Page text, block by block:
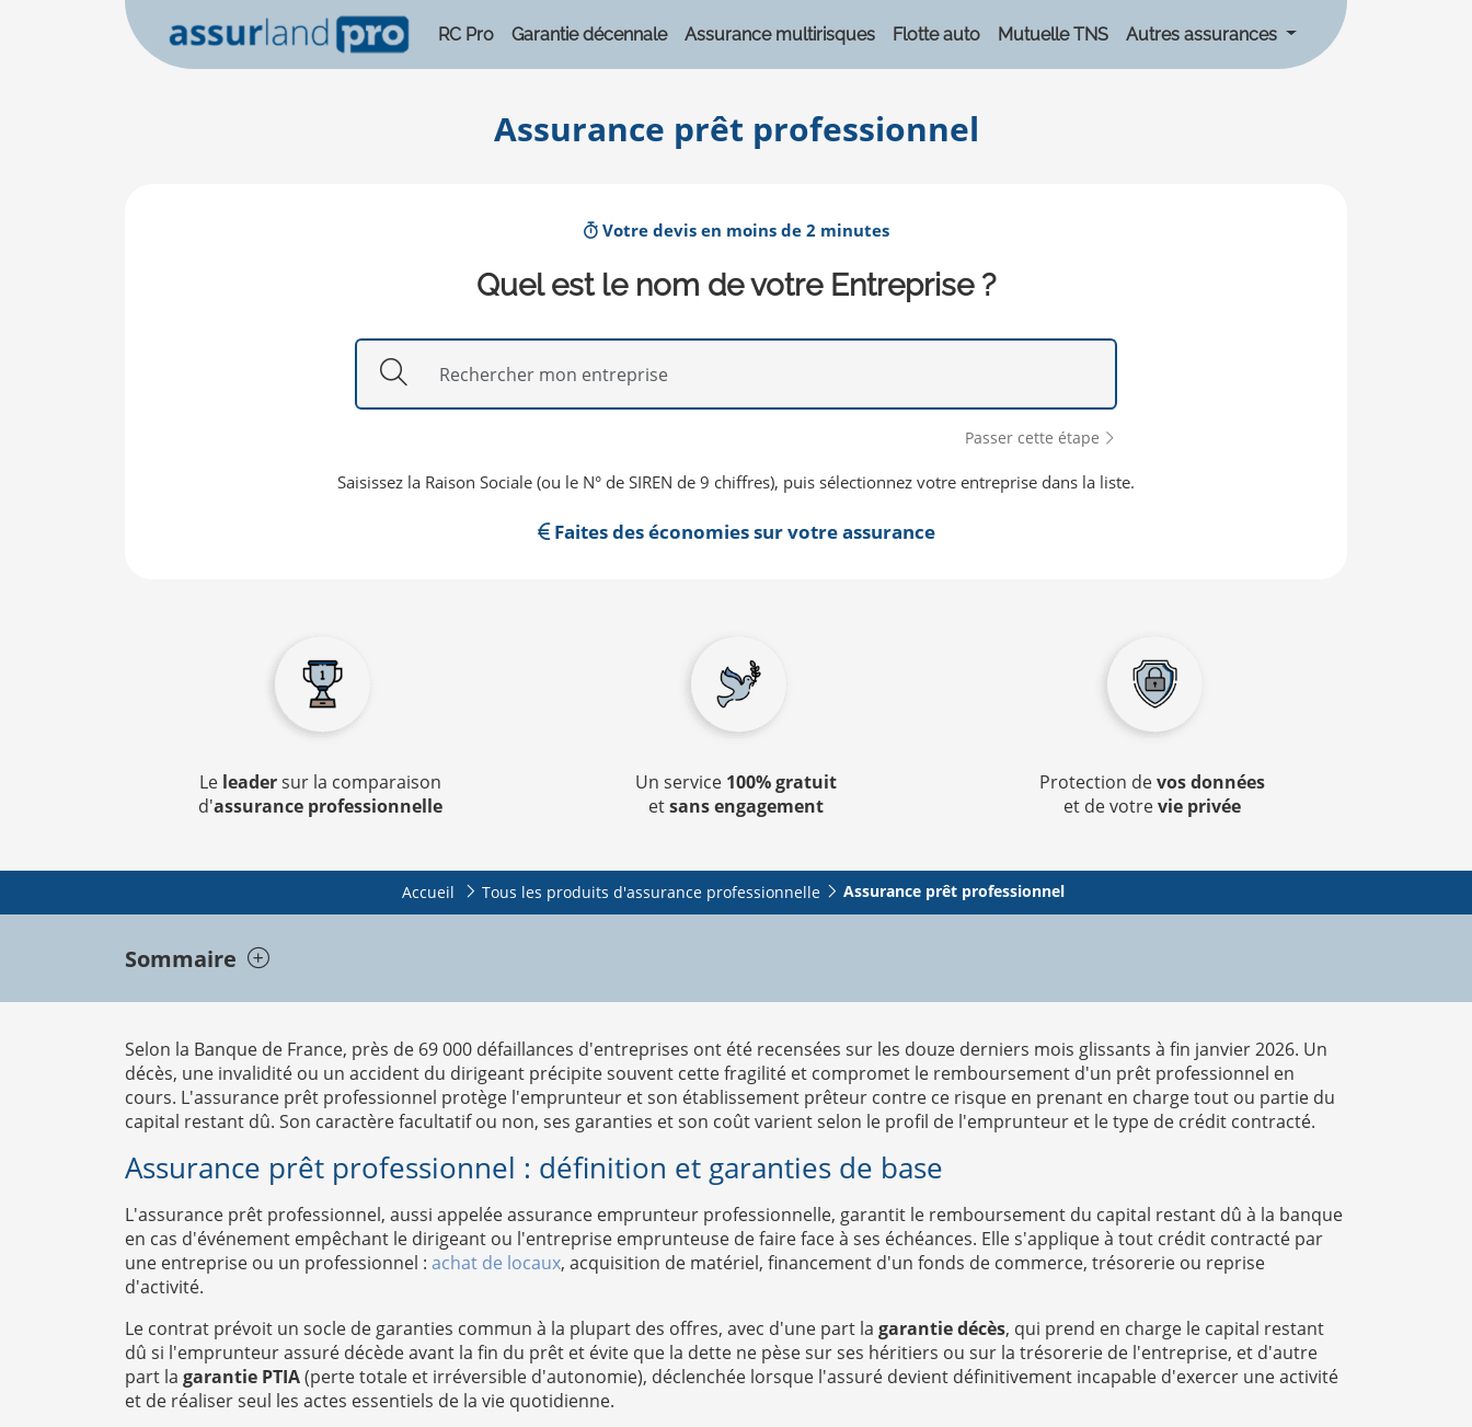
RC Pro Garantie décennale Assurance multirisques Flotte auto Mutuelle TNS Autres assurances
Assurance prêt professionnel
Votre devis en moins de 2 minutes
Quel est le nom de votre Entreprise ?
Passer cette étape
Saisissez la Raison Sociale (ou le N° de SIREN de 9 chiffres), puis sélectionnez votre entreprise dans la liste.
Faites des économies sur votre assurance
Le leadersur la comparaison
d'assurance professionnelle
Un service 100% gratuit
etsans engagement
Protection devos données
et de votrevie privée
Accueil Tous les produits d'assurance professionnelle Assurance prêt professionnel
Sommaire
Selon la Banque de France, près de 69 000 défaillances d'entreprises ont été recensées sur les douze derniers mois glissants à fin janvier 2026. Un
décès, une invalidité ou un accident du dirigeant précipite souvent cette fragilité et compromet le remboursement d'un prêt professionnel en
cours. L'assurance prêt professionnel protège l'emprunteur et son établissement prêteur contre ce risque en prenant en charge tout ou partie du
capital restant dû. Son caractère facultatif ou non, ses garanties et son coût varient selon le profil de l'emprunteur et le type de crédit contracté.
Assurance prêt professionnel : définition et garanties de base
L'assurance prêt professionnel, aussi appelée assurance emprunteur professionnelle, garantit le remboursement du capital restant dû à la banque
en cas d'événement empêchant le dirigeant ou l'entreprise emprunteuse de faire face à ses échéances. Elle s'applique à tout crédit contracté par
une entreprise ou un professionnel : achat de locaux, acquisition de matériel, financement d'un fonds de commerce, trésorerie ou reprise
d'activité.
Le contrat prévoit un socle de garanties commun à la plupart des offres, avec d'une part la garantie décès, qui prend en charge le capital restant
dû si l'emprunteur assuré décède avant la fin du prêt et évite que la dette ne pèse sur ses héritiers ou sur la trésorerie de l'entreprise, et d'autre
part la garantie PTIA(perte totale et irréversible d'autonomie), déclenchée lorsque l'assuré devient définitivement incapable d'exercer une activité
et de réaliser seul les actes essentiels de la vie quotidienne.